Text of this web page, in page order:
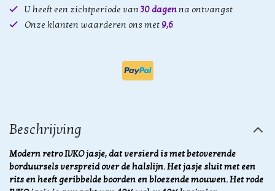
U heeft een zichtperiode van30 dagenna ontvangst
Onze klanten waarderen ons met 9,6
Beschrijving
Modern retro IVKO jasje, dat versierd is met betoverende
borduursels verspreid over de halslijn. Het jasje sluit met een
rits en heeft geribbelde boorden en bloezende mouwen. Het rode